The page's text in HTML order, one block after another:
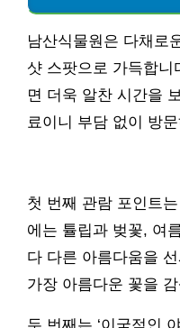
남산식물원은 다채로
샷 스팟으로 가득합
면 더욱 알찬 시간을
료이니 부담 없이 방
첫 번째 관람 포인트
에는 튤립과 벚꽃, 여
다 다른 아름다움을
가장 아름다운 꽃을